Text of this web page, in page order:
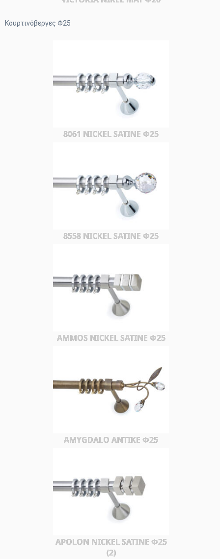
Κουρτινόβεργες Φ25
8061 NICKEL SATINE Φ25
8558 NICKEL SATINE Φ25
AMMOS NICKEL SATINE Φ25
AMYGDALO ΑΝΤΙΚΕ Φ25
APOLON NICKEL SATINE Φ25
(2)